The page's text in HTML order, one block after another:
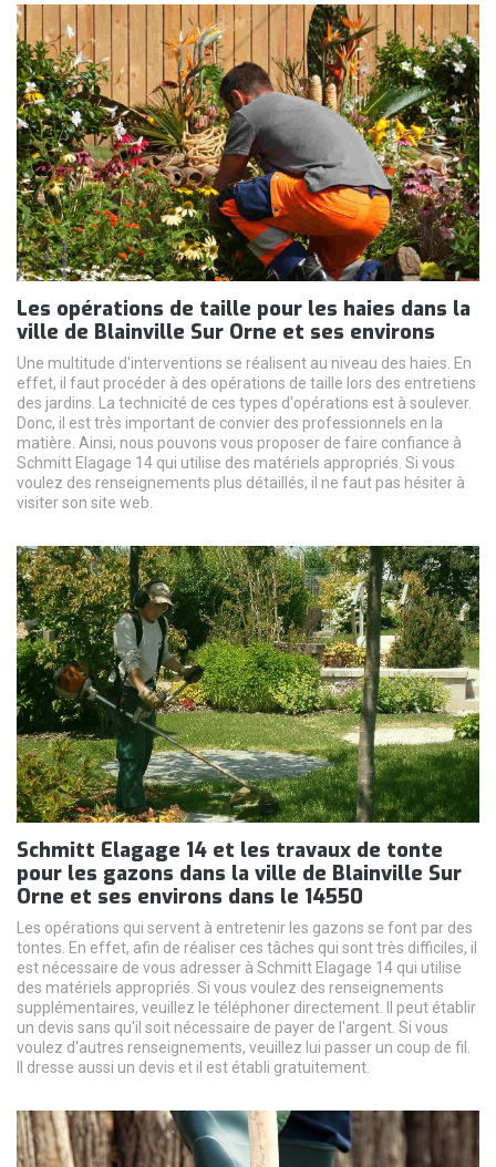
Les opérations de taille pour les haies dans la
ville de Blainville Sur Orne et ses environs
Une multitude d'interventions se réalisent au niveau des haies. En
effet, il faut procéder à des opérations de taille lors des entretiens
des jardins. La technicité de ces types d'opérations est à soulever.
Donc, il est très important de convier des professionnels en la
matière. Ainsi, nous pouvons vous proposer de faire confiance à
Schmitt Elagage 14 qui utilise des matériels appropriés. Si vous
voulez des renseignements plus détaillés, il ne faut pas hésiter à
visiter son site web.
Schmitt Elagage 14 et les travaux de tonte
pour les gazons dans la ville de Blainville Sur
Orne et ses environs dans le 14550
Les opérations qui servent à entretenir les gazons se font par des
tontes. En effet, afin de réaliser ces tâches qui sont très difficiles, il
est nécessaire de vous adresser à Schmitt Elagage 14 qui utilise
des matériels appropriés. Si vous voulez des renseignements
supplémentaires, veuillez le téléphoner directement. Il peut établir
un devis sans qu'il soit nécessaire de payer de l'argent. Si vous
voulez d'autres renseignements, veuillez lui passer un coup de fil.
Il dresse aussi un devis et il est établi gratuitement.